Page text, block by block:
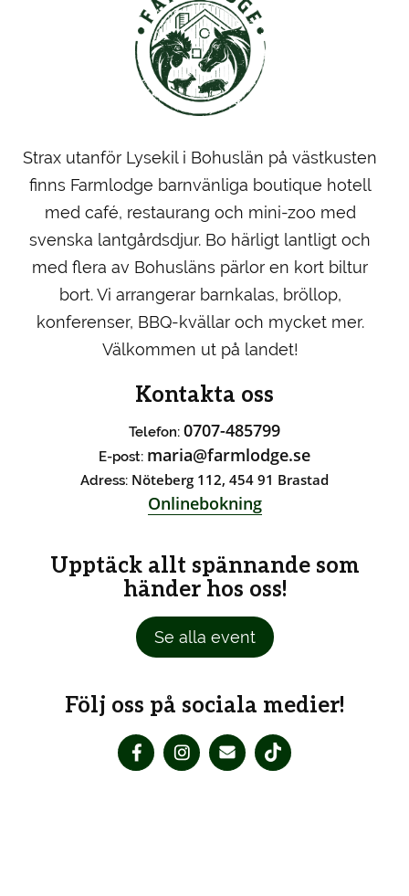
Strax utanför Lysekil i Bohuslän på västkusten
finns Farmlodge barnvänliga boutique hotell
med café, restaurang och mini-zoo med
svenska lantgårdsdjur. Bo härligt lantligt och
med flera av Bohusläns pärlor en kort biltur
bort. Vi arrangerar barnkalas, bröllop,
konferenser, BBQ-kvällar och mycket mer.
Välkommen ut på landet!
Kontakta oss
Telefon: 0707-485799
E-post: maria@farmlodge.se
Adress: Nöteberg 112, 454 91 Brastad
Onlinebokning
Upptäck allt spännande som
händer hos oss!
Se alla event
Följ oss på sociala medier!